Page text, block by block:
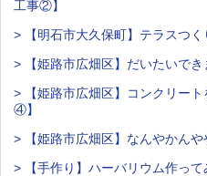
工事②】
> 【明石市大久保町】テラスつ
> 【姫路市広畑区】だいたいで
> 【姫路市広畑区】コンクリー
④】
> 【姫路市広畑区】なんやかん
> 【手作り】ハーバリウム作って